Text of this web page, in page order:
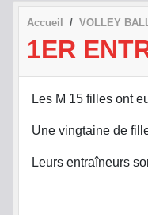
Accueil VOLLEY
1ER
Les M 15 filles ont
Une vingtaine de
Leurs entraîneurs